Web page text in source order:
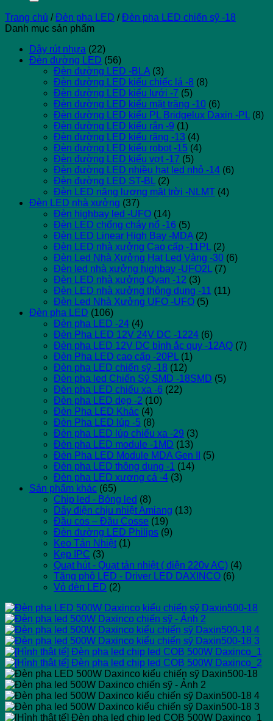
Trang chủ / Đèn pha LED / Đèn pha LED chiến sỹ -18
Danh mục sản phẩm
Dây rút nhựa (22)
Đèn đường LED (56)
Đèn đường LED -BLA (3)
Đèn đường LED kiểu chiếc lá -8 (8)
Đèn đường LED kiểu lưới -7 (5)
Đèn đường LED kiểu mặt trăng -10 (6)
Đèn đường LED kiểu PL Bridgelux Daxin -PL (8)
Đèn đường LED kiểu rắn -9 (1)
Đèn đường LED kiểu răng -13 (4)
Đèn đường LED kiểu robot -15 (4)
Đèn đường LED kiểu vợt -17 (5)
Đèn đường LED nhiều hạt led nhỏ -14 (6)
Đèn đường LED ST-BL (2)
Đèn LED năng lượng mặt trời -NLMT (4)
Đèn LED nhà xưởng (37)
Đèn highbay led -UFO (14)
Đèn LED chống cháy nổ -16 (5)
Đèn LED Linear High Bay -MDA (2)
Đèn LED nhà xưởng Cao cấp -11PL (2)
Đèn Led Nhà Xưởng Hạt Led Vàng -30 (6)
Đèn led nhà xưởng highbay -UFO2L (7)
Đèn LED nhà xưởng Ovan -12 (3)
Đèn LED nhà xưởng thông dụng -11 (11)
Đèn Led Nhà Xưởng UFO -UFO (5)
Đèn pha LED (106)
Đèn pha LED -24 (4)
Đèn Pha LED 12V 24V DC -1224 (6)
Đèn pha LED 12V DC bình ắc quy -12AQ (7)
Đèn Pha LED cao cấp -20PL (1)
Đèn pha LED chiến sỹ -18 (12)
Đèn pha led Chiến Sỹ SMD -18SMD (5)
Đèn pha LED chiếu xa -6 (22)
Đèn pha LED dẹp -2 (10)
Đèn Pha LED Khác (4)
Đèn Pha LED lúp -5 (8)
Đèn pha LED lúp chiếu xa -29 (3)
Đèn pha LED module -1MD (13)
Đèn Pha LED Module MDA Gen II
(5)
Đèn pha LED thông dụng -1 (14)
Đèn pha LED xương cá -4 (3)
Sản phẩm khác (65)
Chip led - Bóng led (8)
Dây điện chịu nhiệt Amiang (13)
Đầu cos – Đầu Cosse (19)
Đèn đường LED Philips (9)
Keo Tản Nhiệt (1)
Kẹp IPC (3)
Quạt hút - Quạt tản nhiệt ( điện 220v AC) (4)
Tăng phô LED - Driver LED DAXINCO (6)
Vỏ đèn LED (2)